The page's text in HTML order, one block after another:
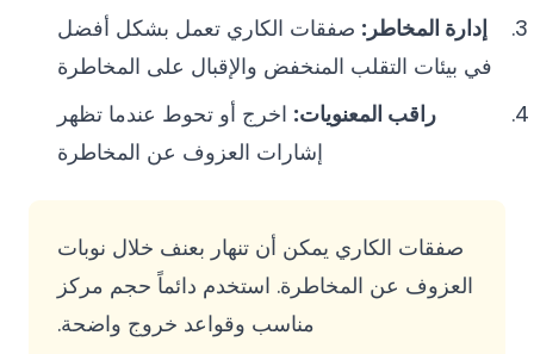
إدارة المخاطر: صفقات الكاري تعمل بشكل أفضل
في بيئات التقلب المنخفض والإقبال على المخاطرة
راقب المعنويات: اخرج أو تحوط عندما تظهر
إشارات العزوف عن المخاطرة
صفقات الكاري يمكن أن تنهار بعنف خلال نوبات
العزوف عن المخاطرة. استخدم دائماً حجم مركز
مناسب وقواعد خروج واضحة.